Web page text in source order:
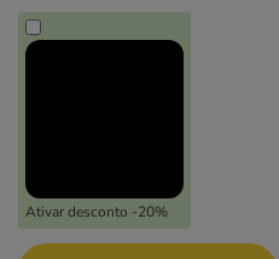
Ativar desconto -20%